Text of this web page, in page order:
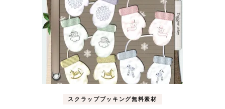
スクラップブッキング無料素材